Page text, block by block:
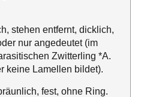
stehen entfernt, dicklich,
nur angedeutet (im
Zwitterling *A.
keine Lamellen bildet).
fest, ohne Ring.